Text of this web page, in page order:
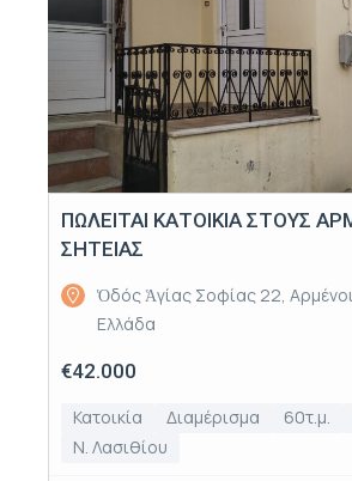
ΠΩΛΕΙΤΑΙ ΚΑΤΟΙΚΙΑ ΣΤΟΥΣ
ΣΗΤΕΙΑΣ
Ὁδός Ἁγίας Σοφίας 22,
Ελλάδα
€42.000
Κατοικία Διαμέρισμα 60τ.μ.
Ν. Λασιθίου